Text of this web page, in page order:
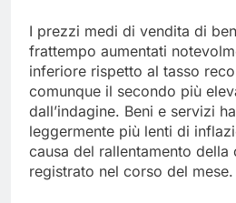
I prezzi medi di vendita di
frattempo aumentati
inferiore rispetto al tasso
comunque il secondo più
dall’indagine. Beni e servizi
leggermente più lenti di
causa del rallentamento della
registrato nel corso del mese.